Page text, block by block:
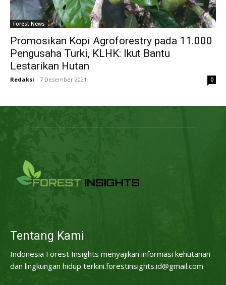
Forest News
Promosikan Kopi Agroforestry pada 11.000
Pengusaha Turki, KLHK: Ikut Bantu
Lestarikan Hutan
Redaksi - 7 Desember 2021 0
Tentang Kami
Indonesia Forest Insights menyajikan informasi kehutanan
dan lingkungan hidup terkini.forestinsights.id@gmail.com